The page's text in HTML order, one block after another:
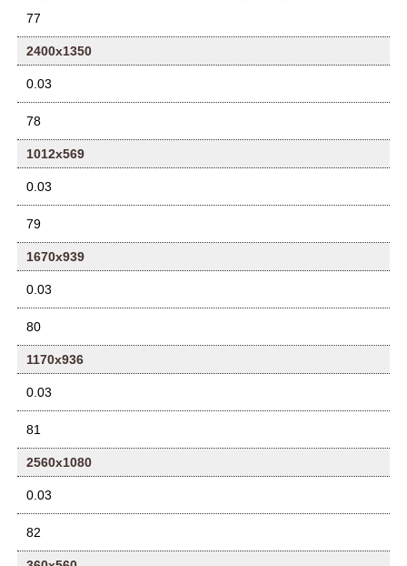
77
2400x1350
0.03
78
1012x569
0.03
79
1670x939
0.03
80
1170x936
0.03
81
2560x1080
0.03
82